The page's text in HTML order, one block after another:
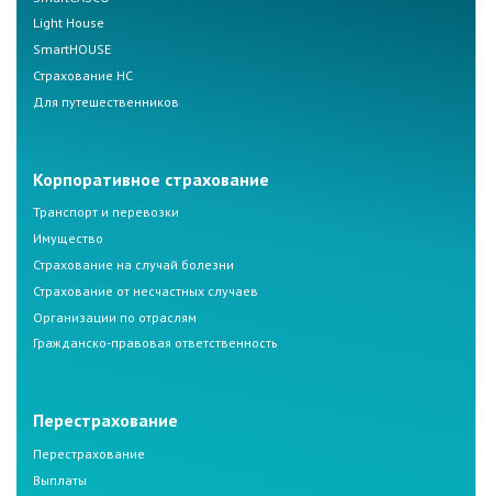
Light House
SmartHOUSE
Страхование НС
Для путешественников
Корпоративное страхование
Транспорт и перевозки
Имущество
Страхование на случай болезни
Страхование от несчастных случаев
Организации по отраслям
Гражданско-правовая ответственность
Перестрахование
Перестрахование
Выплаты